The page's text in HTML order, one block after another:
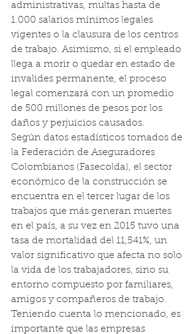
administrativas, multas hasta de
1.000 salarios mínimos legales
vigentes o la clausura de los centros
de trabajo. Asimismo, si el empleado
llega a morir o quedar en estado de
invalides permanente, el proceso
legal comenzará con un promedio
de 500 millones de pesos por los
daños y perjuicios causados.
Según datos estadísticos tomados de
la Federación de Aseguradores
Colombianos (Fasecolda), el sector
económico de la construcción se
encuentra en el tercer lugar de los
trabajos que más generan muertes
en el país, a su vez en 2015 tuvo una
tasa de mortalidad del 11,541%, un
valor significativo que afecta no solo
la vida de los trabajadores, sino su
entorno compuesto por familiares,
amigos y compañeros de trabajo.
Teniendo cuenta lo mencionado, es
importante que las empresas